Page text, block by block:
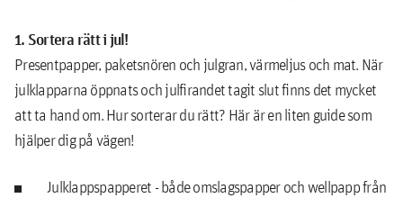
1. Sortera rätt i jul!
Presentpapper, paketsnören och julgran, värmeljus och mat. När
julklapparna öppnats och julfirandet tagit slut finns det mycket
att ta hand om. Hur sorterar du rätt? Här är en liten guide som
hjälper dig på vägen!
Julklappspapperet - både omslagspapper och wellpapp från